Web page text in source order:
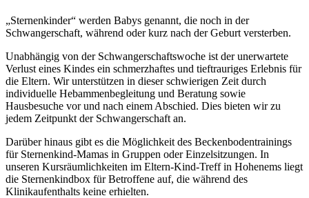
„Sternenkinder“ werden Babys genannt, die noch in der
Schwangerschaft, während oder kurz nach der Geburt versterben.
Unabhängig von der Schwangerschaftswoche ist der unerwartete
Verlust eines Kindes ein schmerzhaftes und tieftrauriges Erlebnis für
die Eltern. Wir unterstützen in dieser schwierigen Zeit durch
individuelle Hebammenbegleitung und Beratung sowie
Hausbesuche vor und nach einem Abschied. Dies bieten wir zu
jedem Zeitpunkt der Schwangerschaft an.
Darüber hinaus gibt es die Möglichkeit des Beckenbodentrainings
für Sternenkind-Mamas in Gruppen oder Einzelsitzungen. In
unseren Kursräumlichkeiten im Eltern-Kind-Treff in Hohenems liegt
die Sternenkindbox für Betroffene auf, die während des
Klinikaufenthalts keine erhielten.